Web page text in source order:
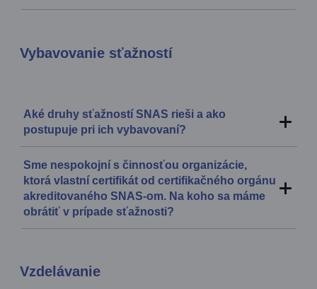
Vybavovanie sťažností
Aké druhy sťažností SNAS rieši a ako
postupuje pri ich vybavovaní?
Sme nespokojní s činnosťou organizácie,
ktorá vlastní certifikát od certifikačného orgánu
akreditovaného SNAS-om. Na koho sa máme
obrátiť v prípade sťažnosti?
Vzdelávanie